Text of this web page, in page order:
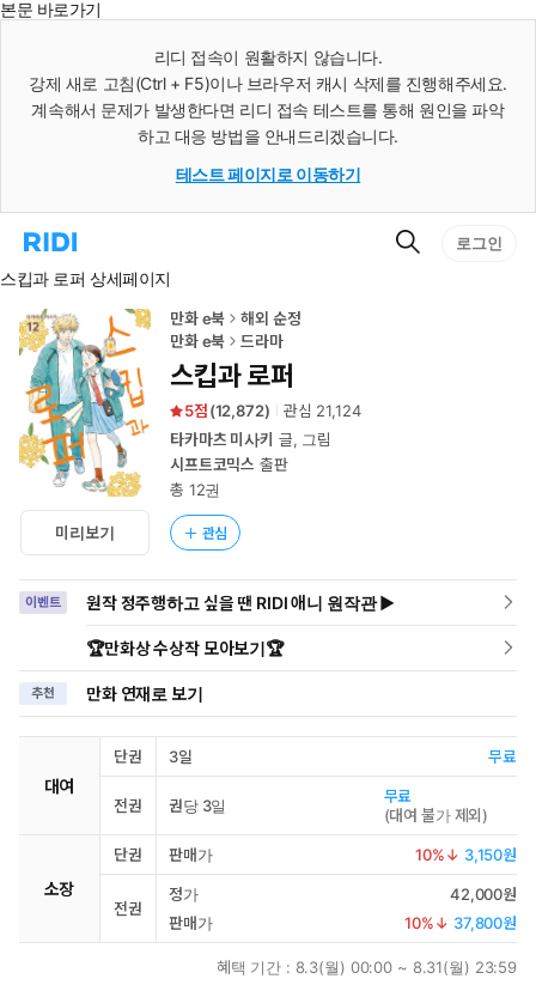
본문 바로가기
리디 접속이 원활하지 않습니다.
강제 새로 고침(Ctrl + F5)이나 브라우저 캐시 삭제를 진행해주세요.
계속해서 문제가 발생한다면 리디 접속 테스트를 통해 원인을 파악
하고 대응 방법을 안내드리겠습니다.
테스트 페이지로 이동하기
리
홈
로
이
동
검
로그인
스킵과 로퍼 상세페이지
미리보기
만화 e북
해외 순정
만화 e북
드라마
스킵과 로퍼
5 (12,872) 관심 21,124
타카마츠 미사키 글, 그림
시프트코믹스 출판
총 12권
관심
이벤트 원작 정주행하고 싶을 땐 RIDI 애니 원작관 ▶
🏆만화상 수상작 모아보기🏆
추천 만화 연재로 보기
대여
단권 3일 무료
전권 권당 3일
무료
(대여 불가 제외)
소장
단권 판매가 10%↓ 3,150원
전권
정가
42,000원
판매가
10%↓ 37,800원
혜택 기간 : 8.3(월) 00:00 ~ 8.31(월) 23:59